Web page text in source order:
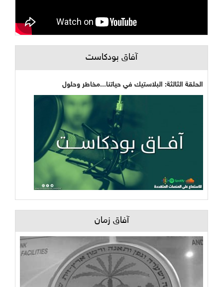
آفاق بودكاست
الحلقة الثالثة: البلاستيك في حياتنا...مخاطر وحلول
آفاق زمان